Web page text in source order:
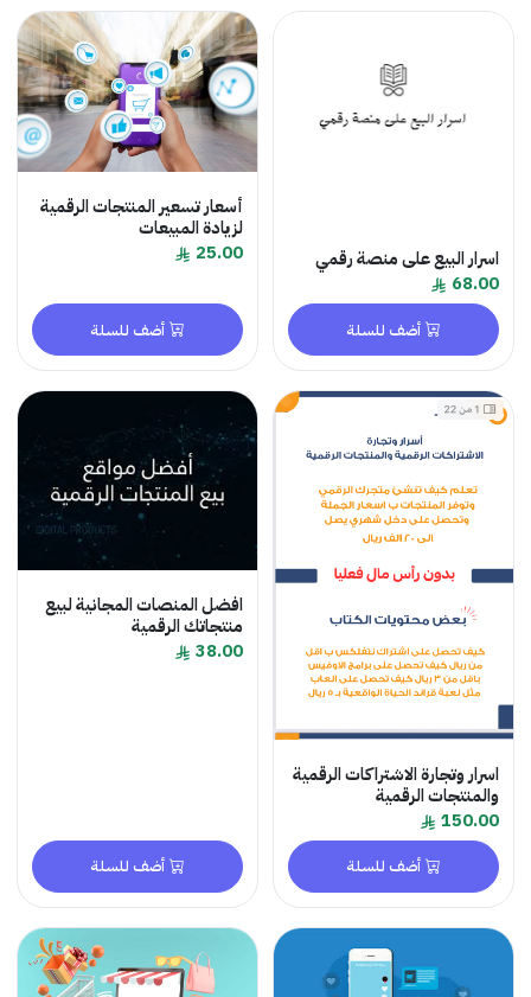
اسرار البيع على منصة رقمي
68.00
أضف للسلة
أسعار تسعير المنتجات الرقمية
لزيادة المبيعات
25.00
أضف للسلة
اسرار وتجارة الاشتراكات الرقمية
والمنتجات الرقمية
150.00
أضف للسلة
افضل المنصات المجانية لبيع
منتجاتك الرقمية
38.00
أضف للسلة